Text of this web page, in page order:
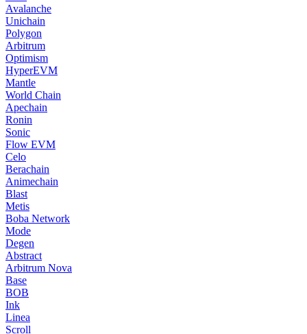
Avalanche
Unichain
Polygon
Arbitrum
Optimism
HyperEVM
Mantle
World Chain
Apechain
Ronin
Sonic
Flow EVM
Celo
Berachain
Animechain
Blast
Metis
Boba Network
Mode
Degen
Abstract
Arbitrum Nova
Base
BOB
Ink
Linea
Scroll